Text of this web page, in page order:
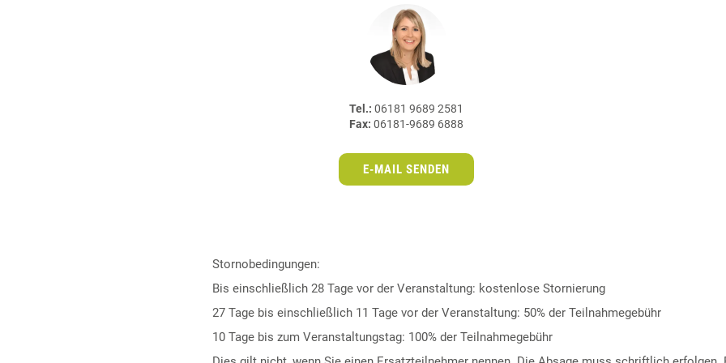
Tel.: 06181 9689 2581
Fax: 06181-9689 6888
E-MAIL SENDEN
Stornobedingungen:
Bis einschließlich 28 Tage vor der Veranstaltung: kostenlose Stornierung
27 Tage bis einschließlich 11 Tage vor der Veranstaltung: 50% der Teilnahmegebühr
10 Tage bis zum Veranstaltungstag: 100% der Teilnahmegebühr